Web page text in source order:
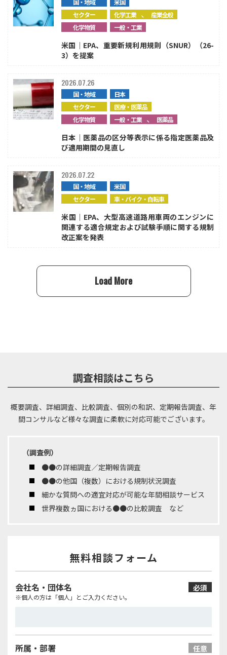
セクター
化学工業 、産業全般
化学物質
一般・工業
米国｜EPA、重要新規利用規則（SNUR）（26-
3）を提案
国・地域
日本
セクター
医療・医薬品
化学物質
一般・工業 、医薬品
2026.07.26
日本｜医薬品の区分等表示に係る指定医薬品及
び適用期間の見直し
国・地域
米国
セクター
車・バイク・自転車
2026.07.22
米国｜EPA、大型高速道路用車両のエンジンに
関連する適合規定および試験手順に関する規制
改正案を発表
Load More
調査相談はこちら
概要調査、詳細調査、比較調査、個別の和訳、定期報告調査、年
間コンサルなど様々な調査に柔軟に対応可能でございます。
（調査例）
●●の詳細調査／定期報告調査
●●の他国（複数）における規制状況調査
細かな質問への適宜対応が可能な年間相談サービス
世界複数ヵ国における●●の比較調査 など
無料相談フォーム
会社名・団体名 必須
※個人の方は「個人」とご入力ください。
所属・部署 任意